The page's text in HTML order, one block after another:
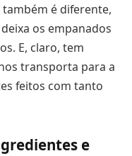
é diferente,
os empanados
E, claro, tem
transporta para a
feitos com tanto
e